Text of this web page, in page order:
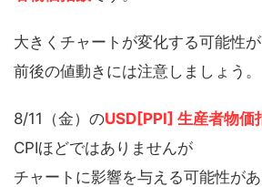
大きくチャートが変化する可能性
前後の値動きには注意しましょう。
8/11（金）のUSD[PPI] 生産者物価
CPIほどではありませんが
チャートに影響を与える可能性があ